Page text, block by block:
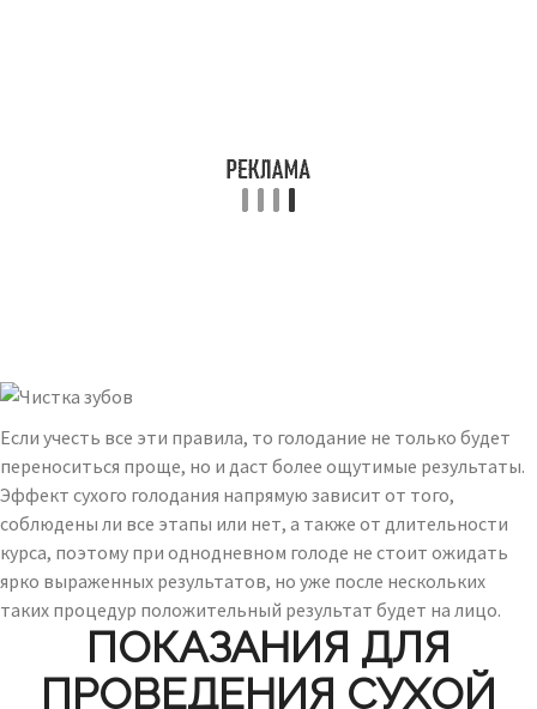
Если учесть все эти правила, то голодание не только будет
переноситься проще, но и даст более ощутимые результаты.
Эффект сухого голодания напрямую зависит от того,
соблюдены ли все этапы или нет, а также от длительности
курса, поэтому при однодневном голоде не стоит ожидать
ярко выраженных результатов, но уже после нескольких
таких процедур положительный результат будет на лицо.
ПОКАЗАНИЯ ДЛЯ
ПРОВЕДЕНИЯ СУХОЙ